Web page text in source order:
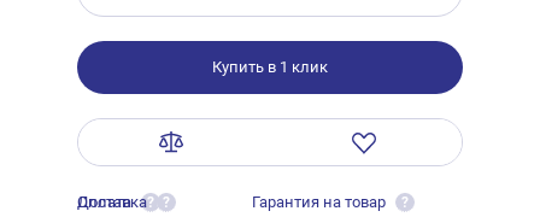
Купить в 1 клик
Оплата ?
Доставка ? Гарантия на товар ?